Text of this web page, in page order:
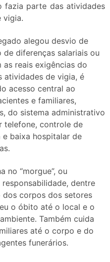
fazia parte das atividades
vigia.
alegou desvio de
diferenças salariais ou
reais exigências do
atividades de vigia, é
acesso central ao
e familiares,
do sistema administrativo
telefone, controle de
e baixa hospitalar de
no “morgue”, ou
dentre
corpos dos setores
o óbito até o local e o
Também cuida
até o corpo e do
funerários.